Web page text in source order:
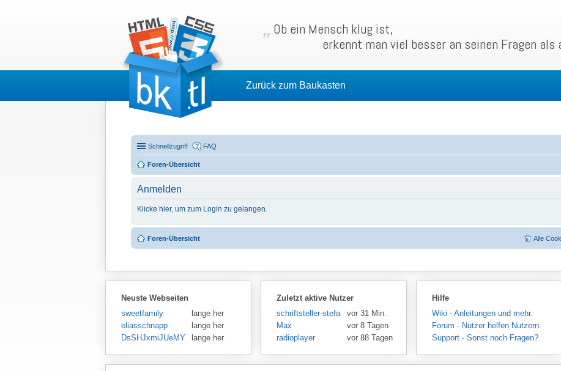
Ob ein Mensch klug ist,
erkennt man viel besser an seinen Fragen als
Zurück zum Baukasten
Schnellzugriff FAQ
Foren-Übersicht
Anmelden
Klicke hier, um zum Login zu gelangen.
Foren-Übersicht Alle
Neuste Webseiten
sweetfamily
lange her
eliasschnapp
lange her
DsSHJxmiJUeMY
lange her
Zuletzt aktive Nutzer
schriftsteller-stefansenvor 31 Min.
Max
vor 8 Tagen
radioplayer
vor 88 Tagen
Hilfe
Wiki - Anleitungen und mehr.
Forum - Nutzer helfen Nutzern.
Support - Sonst noch Fragen?